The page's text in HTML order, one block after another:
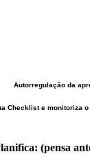
Autorregulação da
Checklist e monitoriza
(pensa